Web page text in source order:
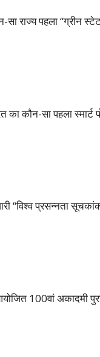
राज्य पहला “ग्रीन
कौन-सा पहला स्मार्ट
“विश्व प्रसन्नता
100वां अकादमी